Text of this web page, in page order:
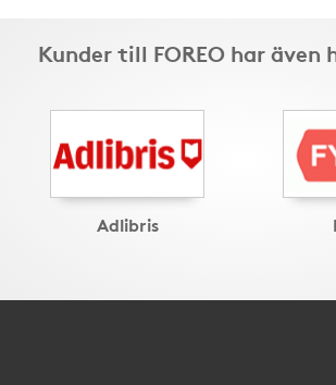
Kunder till FOREO har även
Adlibris